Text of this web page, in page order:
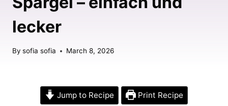
lecker
By sofia sofia March 8, 2026
Jump to Recipe Print Recipe